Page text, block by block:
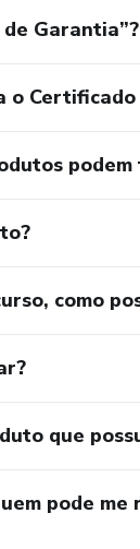
final
produto não
Garantia”?
o
podem
como
que
pode me